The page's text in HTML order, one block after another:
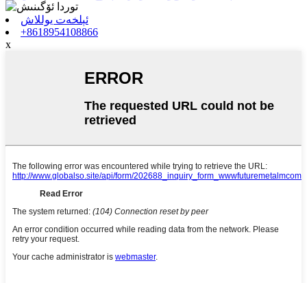
ئېلخەت يوللاش
+8618954108866
x